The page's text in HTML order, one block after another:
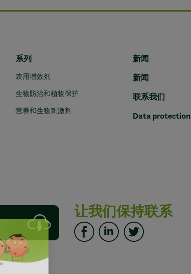
系列
农用增效剂
生物防治和植物保护
营养和生物刺激剂
新闻
新闻
联系我们
Data protection
让我们保持联系